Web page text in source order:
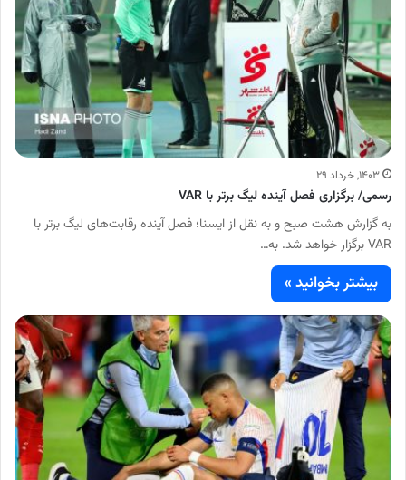
۱۴۰۳, خرداد ۲۹
رسمی/ برگزاری فصل آینده لیگ برتر با VAR
به گزارش هشت صبح و به نقل از ایسنا؛ فصل آینده رقابت‌های لیگ برتر با
VAR برگزار خواهد شد. به…
بیشتر بخوانید »